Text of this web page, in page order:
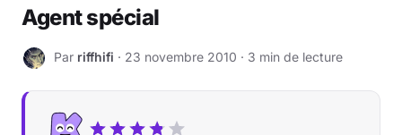
Agent spécial
R Par riffhifi · 23 novembre 2010 · 3 min de lecture